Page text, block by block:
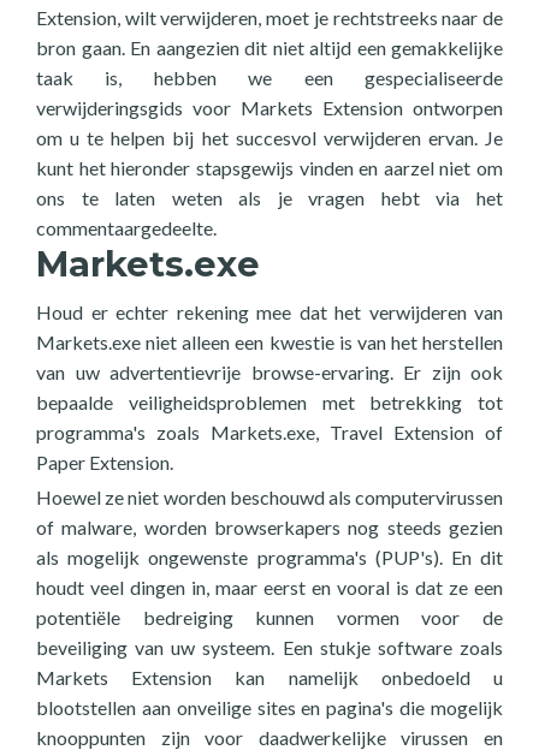
Extension, wilt verwijderen, moet je rechtstreeks naar de
bron gaan. En aangezien dit niet altijd een gemakkelijke
taak is, hebben we een gespecialiseerde
verwijderingsgids voor Markets Extension ontworpen
om u te helpen bij het succesvol verwijderen ervan. Je
kunt het hieronder stapsgewijs vinden en aarzel niet om
ons te laten weten als je vragen hebt via het
commentaargedeelte.
Markets.exe
Houd er echter rekening mee dat het verwijderen van
Markets.exe niet alleen een kwestie is van het herstellen
van uw advertentievrije browse-ervaring. Er zijn ook
bepaalde veiligheidsproblemen met betrekking tot
programma's zoals Markets.exe, Travel Extension of
Paper Extension.
Hoewel ze niet worden beschouwd als computervirussen
of malware, worden browserkapers nog steeds gezien
als mogelijk ongewenste programma's (PUP's). En dit
houdt veel dingen in, maar eerst en vooral is dat ze een
potentiële bedreiging kunnen vormen voor de
beveiliging van uw systeem. Een stukje software zoals
Markets Extension kan namelijk onbedoeld u
blootstellen aan onveilige sites en pagina's die mogelijk
knooppunten zijn voor daadwerkelijke virussen en